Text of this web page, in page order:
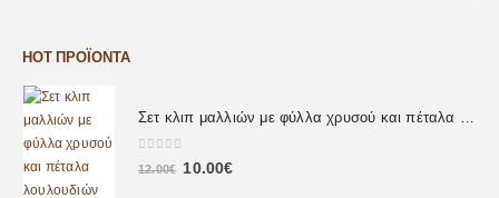
HOT ΠΡΟΪΌΝΤΑ
Σετ κλιπ μαλλιών με φύλλα χρυσού και πέταλα λουλουδιών
out of 5
12.00€ 10.00€